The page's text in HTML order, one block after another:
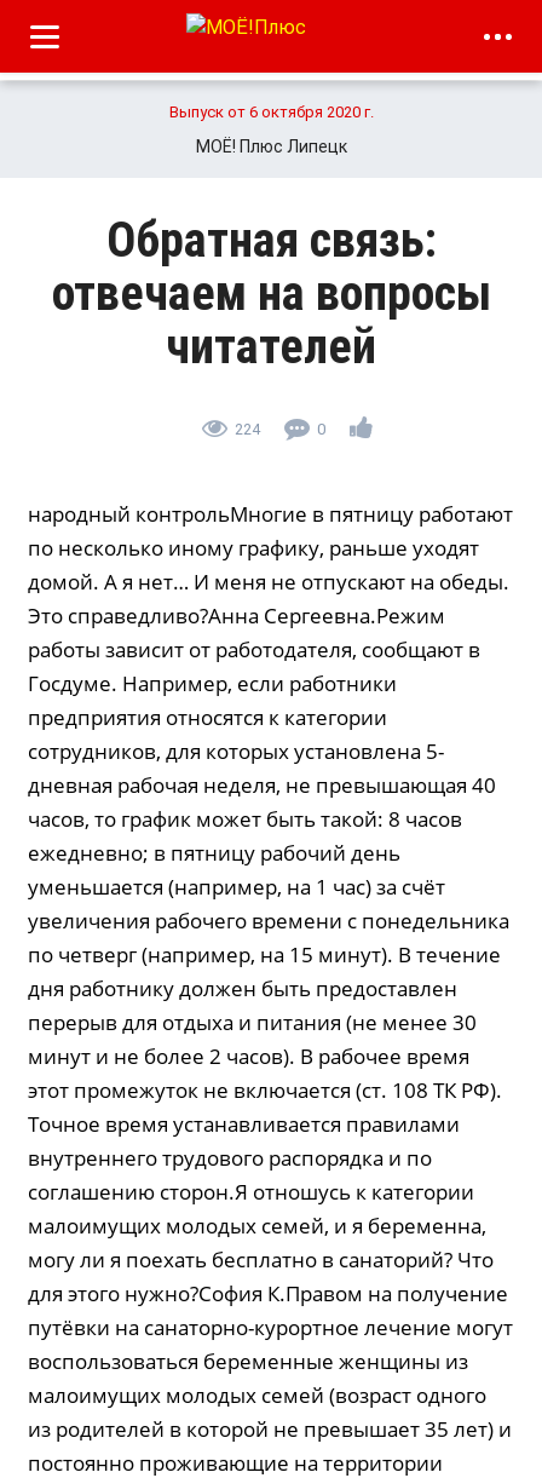
Выпуск от 6 октября 2020 г.
МОЁ! Плюс Липецк
Обратная связь:
отвечаем на вопросы
читателей
224 0
народный контрольМногие в пятницу работают
по несколько иному графику, раньше уходят
домой. А я нет… И меня не отпускают на обеды.
Это справедливо?Анна Сергеевна.Режим
работы зависит от работодателя, сообщают в
Госдуме. Например, если работники
предприятия относятся к категории
сотрудников, для которых установлена 5-
дневная рабочая неделя, не превышающая 40
часов, то график может быть такой: 8 часов
ежедневно; в пятницу рабочий день
уменьшается (например, на 1 час) за счёт
увеличения рабочего времени с понедельника
по четверг (например, на 15 минут). В течение
дня работнику должен быть предоставлен
перерыв для отдыха и питания (не менее 30
минут и не более 2 часов). В рабочее время
этот промежуток не включается (ст. 108 ТК РФ).
Точное время устанавливается правилами
внутреннего трудового распорядка и по
соглашению сторон.Я отношусь к категории
малоимущих молодых семей, и я беременна,
могу ли я поехать бесплатно в санаторий? Что
для этого нужно?София К.Правом на получение
путёвки на санаторно-курортное лечение могут
воспользоваться беременные женщины из
малоимущих молодых семей (возраст одного
из родителей в которой не превышает 35 лет) и
постоянно проживающие на территории